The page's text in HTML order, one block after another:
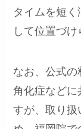
タイムを短
して位置づけ
なお、公式
角化症などに
すが、取り扱